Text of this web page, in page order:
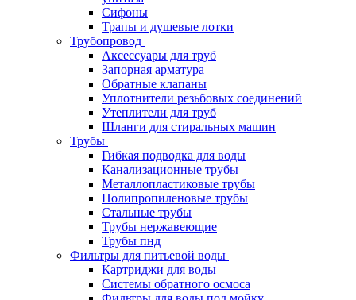
Сифоны
Трапы и душевые лотки
Трубопровод
Аксессуары для труб
Запорная арматура
Обратные клапаны
Уплотнители резьбовых соединений
Утеплители для труб
Шланги для стиральных машин
Трубы
Гибкая подводка для воды
Канализационные трубы
Металлопластиковые трубы
Полипропиленовые трубы
Стальные трубы
Трубы нержавеющие
Трубы пнд
Фильтры для питьевой воды
Картриджи для воды
Системы обратного осмоса